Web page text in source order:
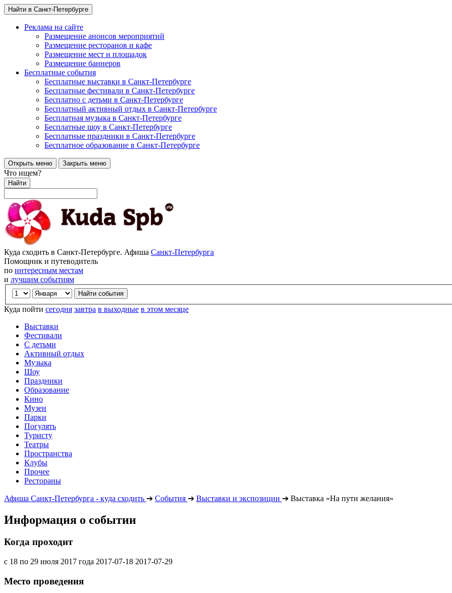
Найти в Санкт-Петербурге
Реклама на сайте
Размещение анонсов мероприятий
Размещение ресторанов и кафе
Размещение мест и площадок
Размещение баннеров
Бесплатные события
Бесплатные выставки в Санкт-Петербурге
Бесплатные фестивали в Санкт-Петербурге
Бесплатно с детьми в Санкт-Петербурге
Бесплатный активный отдых в Санкт-Петербурге
Бесплатная музыка в Санкт-Петербурге
Бесплатные шоу в Санкт-Петербурге
Бесплатные праздники в Санкт-Петербурге
Бесплатное образование в Санкт-Петербурге
Открыть меню Закрыть меню
Что ищем?
Найти
Куда сходить в Санкт-Петербурге. Афиша Санкт-Петербурга
Помощник и путеводитель
по интересным местам
и лучшим событиям
Куда пойти сегодня завтра в выходные в этом месяце
Выставки
Фестивали
С детьми
Активный отдых
Музыка
Шоу
Праздники
Образование
Кино
Музеи
Парки
Погулять
Туристу
Театры
Пространства
Клубы
Прочее
Рестораны
Афиша Санкт-Петербурга - куда сходить ➔ События ➔ Выставки и экспозиции ➔ Выставка «На пути желания»
Информация о событии
Когда проходит
с 18 по 29 июля 2017 года 2017-07-18 2017-07-29
Место проведения